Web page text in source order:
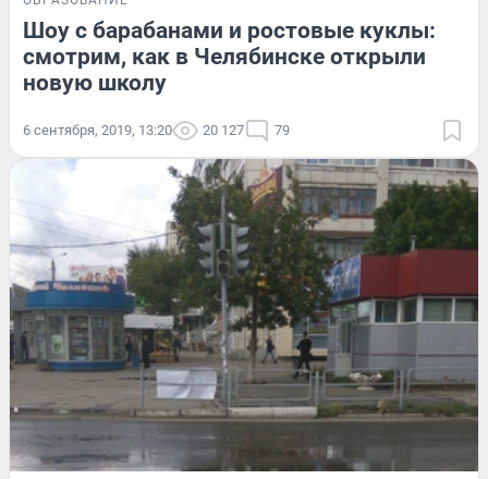
Шоу с барабанами и ростовые куклы:
смотрим, как в Челябинске открыли
новую школу
6 сентября, 2019, 13:20 20 127 79